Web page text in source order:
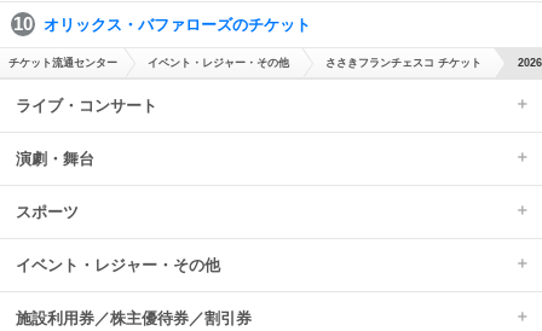
オリックス・バファローズのチケット
チケット流通センター イベント・レジャー・その他 ささきフランチェスコ チケット
ライブ・コンサート
演劇・舞台
スポーツ
イベント・レジャー・その他
施設利用券／株主優待券／割引券